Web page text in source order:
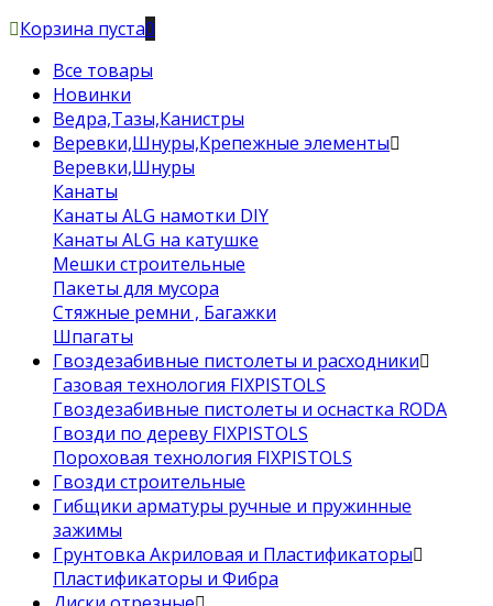
Корзина пуста0
Все товары
Новинки
Ведра,Тазы,Канистры
Веревки,Шнуры,Крепежные элементы
Веревки,Шнуры
Канаты
Канаты ALG намотки DIY
Канаты ALG на катушке
Мешки строительные
Пакеты для мусора
Стяжные ремни , Багажки
Шпагаты
Гвоздезабивные пистолеты и расходники
Газовая технология FIXPISTOLS
Гвоздезабивные пистолеты и оснастка RODA
Гвозди по дереву FIXPISTOLS
Пороховая технология FIXPISTOLS
Гвозди строительные
Гибщики арматуры ручные и пружинные
зажимы
Грунтовка Акриловая и Пластификаторы
Пластификаторы и Фибра